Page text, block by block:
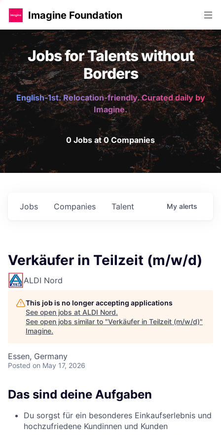
Imagine Foundation
Jobs for Talents without
Borders
English-1st. Relocation-friendly. Curated daily by
Imagine.
0 Jobs at 0 Companies
Jobs Companies Talent My alerts
Verkäufer in Teilzeit (m/w/d)
ALDI Nord
This job is no longer accepting applications
See open jobs at ALDI Nord.
See open jobs similar to "Verkäufer in Teilzeit (m/w/d)"
Imagine.
Essen, Germany
Posted on May 17, 2026
Das sind deine Aufgaben
Du sorgst für ein besonderes Einkaufserlebnis und
hochzufriedene Kundinnen und Kunden